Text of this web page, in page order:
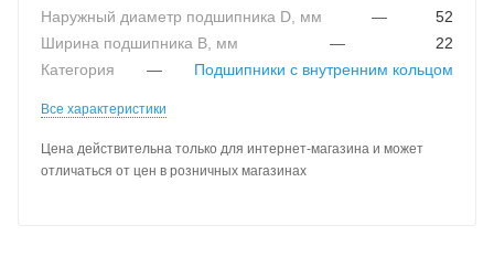
Наружный диаметр подшипника D, мм
—
52
Ширина подшипника B, мм
—
22
Категория
— Подшипники с внутренним кольцом
Все характеристики
Цена действительна только для интернет-магазина и может
отличаться от цен в розничных магазинах